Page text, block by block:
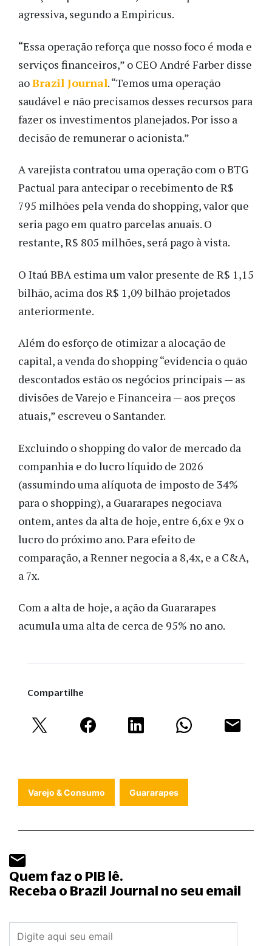
agressiva, segundo a Empiricus.
“Essa operação reforça que nosso foco é moda e
serviços financeiros,” o CEO André Farber disse
aoBrazil Journal. “Temos uma operação
saudável e não precisamos desses recursos para
fazer os investimentos planejados. Por isso a
decisão de remunerar o acionista.”
A varejista contratou uma operação com o BTG
Pactual para antecipar o recebimento de R$
795 milhões pela venda do shopping, valor que
seria pago em quatro parcelas anuais. O
restante, R$ 805 milhões, será pago à vista.
O Itaú BBA estima um valor presente de R$ 1,15
bilhão, acima dos R$ 1,09 bilhão projetados
anteriormente.
Além do esforço de otimizar a alocação de
capital, a venda do shopping “evidencia o quão
descontados estão os negócios principais — as
divisões de Varejo e Financeira — aos preços
atuais,” escreveu o Santander.
Excluindo o shopping do valor de mercado da
companhia e do lucro líquido de 2026
(assumindo uma alíquota de imposto de 34%
para o shopping), a Guararapes negociava
ontem, antes da alta de hoje, entre 6,6x e 9x o
lucro do próximo ano. Para efeito de
comparação, a Renner negocia a 8,4x, e a C&A,
a 7x.
Com a alta de hoje, a ação da Guararapes
acumula uma alta de cerca de 95% no ano.
Compartilhe
Varejo & Consumo Guararapes
Quem faz o PIB lê.
Receba o Brazil Journal no seu email